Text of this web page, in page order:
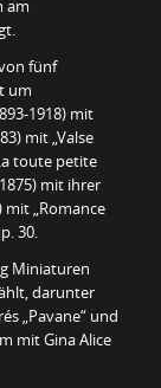
am
fünf
um
1918) mit
mit „Valse
toute petite
mit ihrer
mit „Romance
30.
Miniaturen
darunter
„Pavane“ und
mit Gina Alice